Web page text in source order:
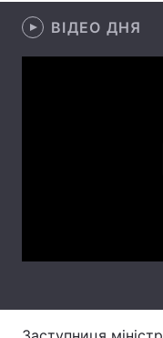
Інтерв'ю
ВІДЕО ДНЯ